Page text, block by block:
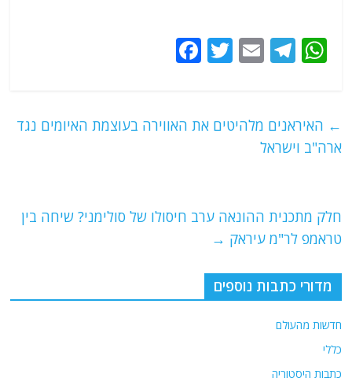
W
s
A
T
g
ra
E
l
T
er
e
k
← האיראנים מלהיטים את האווירה בעוצמת האיומים נגד
ארה"ב וישראל
חלק מתכנית ההונאה ערב חיסולו של סולימני? שיחה בין
טראמפ לר"מ עיראק →
מדורי כתבות נוספים
חדשות מהעולם
כללי
כתבות היסטוריה